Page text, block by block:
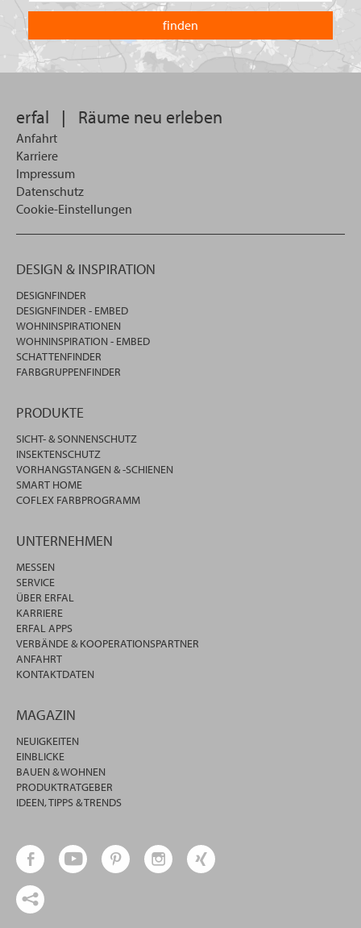
in
welchem
Land
Sie
suchen
erfal | Räume neu erleben
Anfahrt
Karriere
Impressum
Datenschutz
Cookie-Einstellungen
DESIGN & INSPIRATION
DESIGNFINDER
DESIGNFINDER - EMBED
WOHNINSPIRATIONEN
WOHNINSPIRATION - EMBED
SCHATTENFINDER
FARBGRUPPENFINDER
PRODUKTE
SICHT- & SONNENSCHUTZ
INSEKTENSCHUTZ
VORHANGSTANGEN & -SCHIENEN
SMART HOME
COFLEX FARBPROGRAMM
UNTERNEHMEN
MESSEN
SERVICE
ÜBER ERFAL
KARRIERE
ERFAL APPS
VERBÄNDE & KOOPERATIONSPARTNER
ANFAHRT
KONTAKTDATEN
MAGAZIN
NEUIGKEITEN
EINBLICKE
BAUEN & WOHNEN
PRODUKTRATGEBER
IDEEN, TIPPS & TRENDS